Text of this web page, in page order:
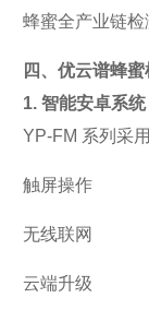
蜂蜜全产业链检
四、优云谱蜂
1. 智能安卓系统
YP-FM 系列采
触屏操作
无线联网
云端升级